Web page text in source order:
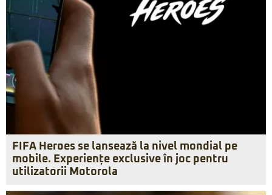
FIFA Heroes se lansează la nivel mondial pe
mobile. Experiențe exclusive în joc pentru
utilizatorii Motorola